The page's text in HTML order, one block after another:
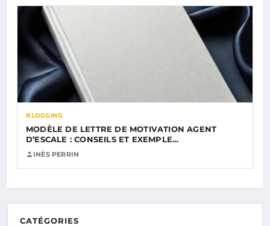
BLOGGING
MODÈLE DE LETTRE DE MOTIVATION AGENT
D’ESCALE : CONSEILS ET EXEMPLE…
INÈS PERRIN
CATÉGORIES